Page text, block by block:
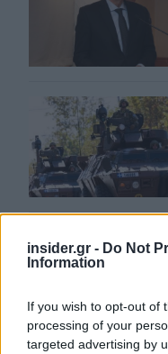
insider.gr - Do Not
Information
If you wish to opt-out of
processing of your
targeted advertising by